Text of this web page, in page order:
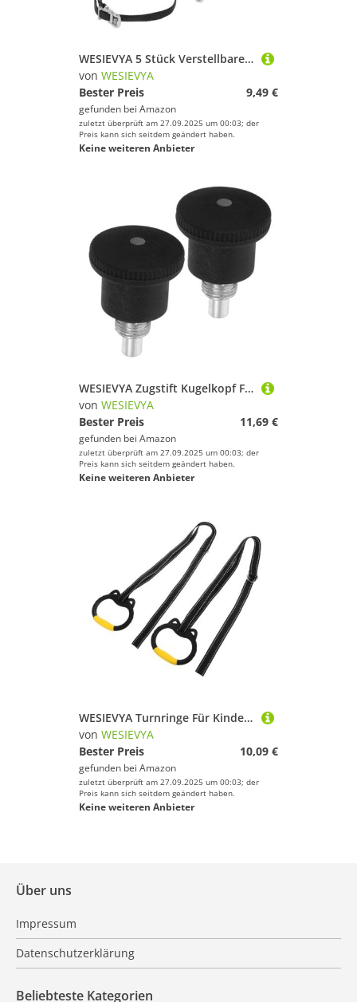
WESIEVYA 5 Stück Verstellbare Anti Rutsch Fahrradpedalriemen Langlebige Fußstützenriemen Passend Für Heimtrainer Und Fahrradzubehör Für Fahrradtypen Und Fitnessgeräte
von WESIEVYA
Bester Preis
9,49 €
gefunden bei Amazon
zuletzt überprüft am 27.09.2025 um 00:03; der
Preis kann sich seitdem geändert haben.
Keine weiteren Anbieter
WESIEVYA Zugstift Kugelkopf Federknopf Verstellbar für Heimtrainer und Hantelbank – 2 Stück Ersatzteile Fitnessgeräte Zubehör Schwarz Stabil und Sicher Sitzhöhe und Winkel Einstellbar
von WESIEVYA
Bester Preis
11,69 €
gefunden bei Amazon
zuletzt überprüft am 27.09.2025 um 00:03; der
Preis kann sich seitdem geändert haben.
Keine weiteren Anbieter
WESIEVYA Turnringe Für Kinder Und Männer Trainingsringe Aus Kunststoff rutschfest Für Klimmzugstangen Indoor Übungsring Für Fitness Und Körperliche Entwicklung
von WESIEVYA
Bester Preis
10,09 €
gefunden bei Amazon
zuletzt überprüft am 27.09.2025 um 00:03; der
Preis kann sich seitdem geändert haben.
Keine weiteren Anbieter
Über uns
Impressum
Datenschutzerklärung
Beliebteste Kategorien